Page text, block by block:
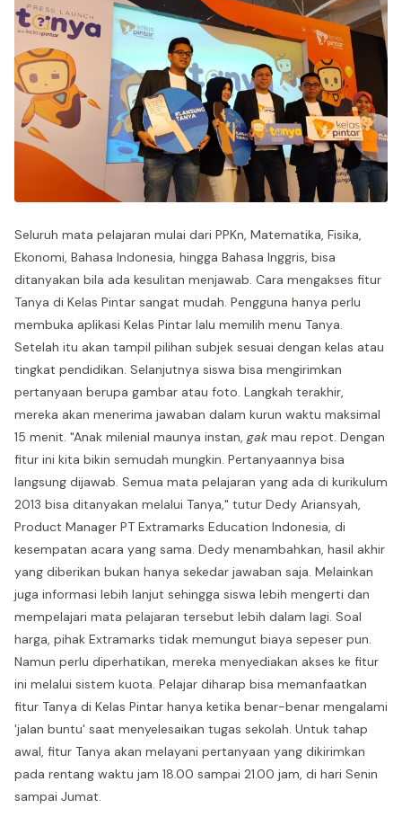
Seluruh mata pelajaran mulai dari PPKn, Matematika, Fisika,
Ekonomi, Bahasa Indonesia, hingga Bahasa Inggris, bisa
ditanyakan bila ada kesulitan menjawab. Cara mengakses fitur
Tanya di Kelas Pintar sangat mudah. Pengguna hanya perlu
membuka aplikasi Kelas Pintar lalu memilih menu Tanya.
Setelah itu akan tampil pilihan subjek sesuai dengan kelas atau
tingkat pendidikan. Selanjutnya siswa bisa mengirimkan
pertanyaan berupa gambar atau foto. Langkah terakhir,
mereka akan menerima jawaban dalam kurun waktu maksimal
15 menit. "Anak milenial maunya instan, gak mau repot. Dengan
fitur ini kita bikin semudah mungkin. Pertanyaannya bisa
langsung dijawab. Semua mata pelajaran yang ada di kurikulum
2013 bisa ditanyakan melalui Tanya," tutur Dedy Ariansyah,
Product Manager PT Extramarks Education Indonesia, di
kesempatan acara yang sama. Dedy menambahkan, hasil akhir
yang diberikan bukan hanya sekedar jawaban saja. Melainkan
juga informasi lebih lanjut sehingga siswa lebih mengerti dan
mempelajari mata pelajaran tersebut lebih dalam lagi. Soal
harga, pihak Extramarks tidak memungut biaya sepeser pun.
Namun perlu diperhatikan, mereka menyediakan akses ke fitur
ini melalui sistem kuota. Pelajar diharap bisa memanfaatkan
fitur Tanya di Kelas Pintar hanya ketika benar-benar mengalami
'jalan buntu' saat menyelesaikan tugas sekolah. Untuk tahap
awal, fitur Tanya akan melayani pertanyaan yang dikirimkan
pada rentang waktu jam 18.00 sampai 21.00 jam, di hari Senin
sampai Jumat.